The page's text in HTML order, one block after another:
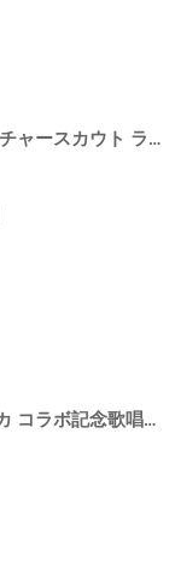
あんさんぶるスターズ！！ あんスタ フィーチャースカウト ライカ編 宝丈萊香 ポッピン・メイリリー コスプレ衣装
あんさんぶるスターズ！！あんスタ プロセカ コラボ記念歌唱楽曲フラジール ALKALOID 天城一彩 MV衣装 コスプレ衣装